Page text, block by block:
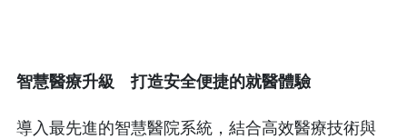
智慧醫療升級 打造安全便捷的就醫體驗
導入最先進的智慧醫院系統，結合高效醫療技術與